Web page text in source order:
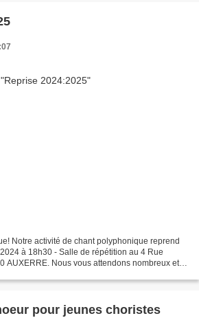
Notre activité de chant polyphonique reprend
à 18h30 - Salle de répétition au 4 Rue
AUXERRE. Nous vous attendons nombreux et
pour jeunes choristes